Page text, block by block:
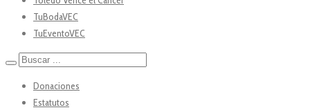
TuBodaVEC
TuEventoVEC
Donaciones
Estatutos